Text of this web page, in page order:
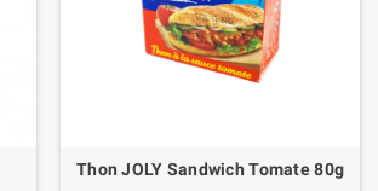
Thon JOLY Sandwich Tomate 80g